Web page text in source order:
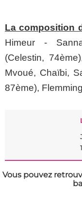
La composition
Himeur -
(Celestin,
Mvoué, Chaïbi,
87ème),
Vous pouvez